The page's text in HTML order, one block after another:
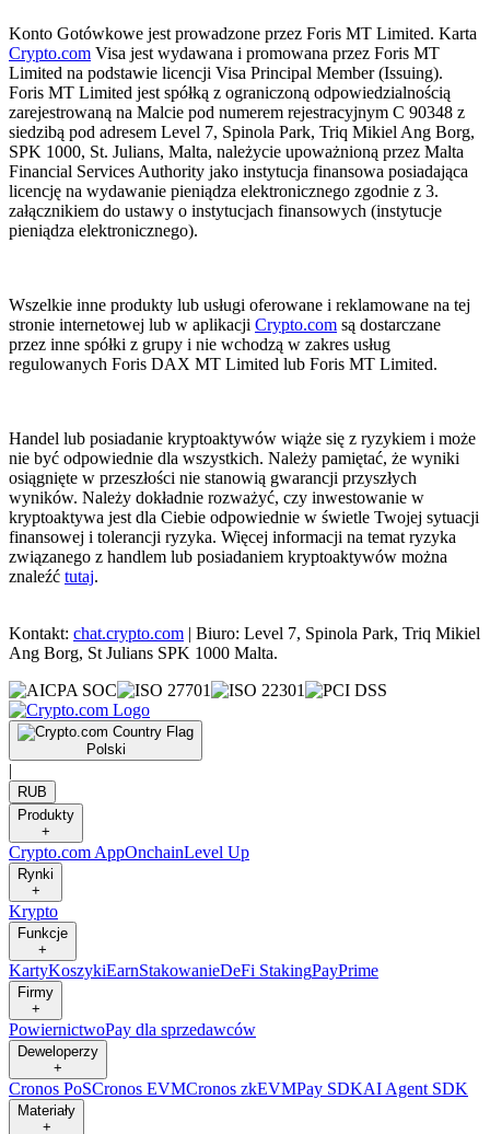
Konto Gotówkowe jest prowadzone przez Foris MT Limited. Karta
Crypto.com Visa jest wydawana i promowana przez Foris MT
Limited na podstawie licencji Visa Principal Member (Issuing).
Foris MT Limited jest spółką z ograniczoną odpowiedzialnością
zarejestrowaną na Malcie pod numerem rejestracyjnym C 90348 z
siedzibą pod adresem Level 7, Spinola Park, Triq Mikiel Ang Borg,
SPK 1000, St. Julians, Malta, należycie upoważnioną przez Malta
Financial Services Authority jako instytucja finansowa posiadająca
licencję na wydawanie pieniądza elektronicznego zgodnie z 3.
załącznikiem do ustawy o instytucjach finansowych (instytucje
pieniądza elektronicznego).
Wszelkie inne produkty lub usługi oferowane i reklamowane na tej
stronie internetowej lub w aplikacji Crypto.com są dostarczane
przez inne spółki z grupy i nie wchodzą w zakres usług
regulowanych Foris DAX MT Limited lub Foris MT Limited.
Handel lub posiadanie kryptoaktywów wiąże się z ryzykiem i może
nie być odpowiednie dla wszystkich. Należy pamiętać, że wyniki
osiągnięte w przeszłości nie stanowią gwarancji przyszłych
wyników. Należy dokładnie rozważyć, czy inwestowanie w
kryptoaktywa jest dla Ciebie odpowiednie w świetle Twojej sytuacji
finansowej i tolerancji ryzyka. Więcej informacji na temat ryzyka
związanego z handlem lub posiadaniem kryptoaktywów można
znaleźć tutaj.
Kontakt: chat.crypto.com | Biuro: Level 7, Spinola Park, Triq Mikiel
Ang Borg, St Julians SPK 1000 Malta.
Polski
|
RUB
Produkty
+
Crypto.com AppOnchainLevel Up
Rynki
+
Krypto
Funkcje
+
KartyKoszykiEarnStakowanieDeFi StakingPayPrime
Firmy
+
PowiernictwoPay dla sprzedawców
Deweloperzy
+
Cronos PoSCronos EVMCronos zkEVMPay SDKAI Agent SDK
Materiały
+